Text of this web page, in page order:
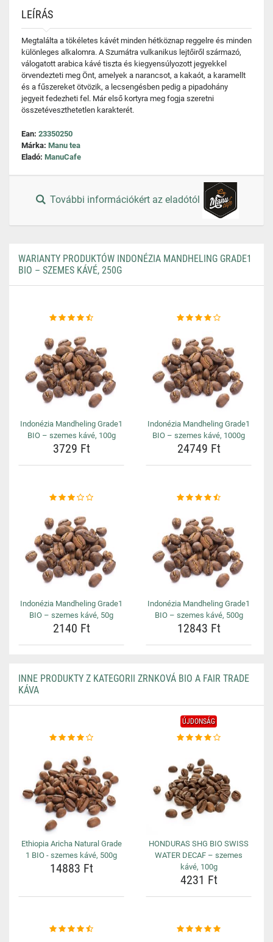
LEÍRÁS
Megtalálta a tökéletes kávét minden hétköznap reggelre és minden
különleges alkalomra. A Szumátra vulkanikus lejtőiről származó,
válogatott arabica kávé tiszta és kiegyensúlyozott jegyekkel
örvendezteti meg Önt, amelyek a narancsot, a kakaót, a karamellt
és a fűszereket ötvözik, a lecsengésben pedig a pipadohány
jegyeit fedezheti fel. Már első kortyra meg fogja szeretni
összetéveszthetetlen karakterét.
Ean: 23350250
Márka: Manu tea
Eladó: ManuCafe
További információkért az eladótól
WARIANTY PRODUKTÓW INDONÉZIA MANDHELING GRADE1
BIO – SZEMES KÁVÉ, 250G
Indonézia Mandheling Grade1
BIO – szemes kávé, 100g
3729 Ft
Indonézia Mandheling Grade1
BIO – szemes kávé, 1000g
24749 Ft
Indonézia Mandheling Grade1
BIO – szemes kávé, 50g
2140 Ft
Indonézia Mandheling Grade1
BIO – szemes kávé, 500g
12843 Ft
INNE PRODUKTY Z KATEGORII ZRNKOVÁ BIO A FAIR TRADE
KÁVA
Ethiopia Aricha Natural Grade
1 BIO - szemes kávé, 500g
14883 Ft
ÚJDONSÁG
HONDURAS SHG BIO SWISS
WATER DECAF – szemes
kávé, 100g
4231 Ft